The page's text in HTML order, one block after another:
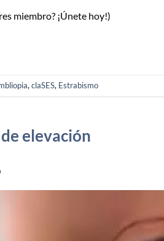
miembro? ¡Únete hoy!)
, claSES, Estrabismo
elevación